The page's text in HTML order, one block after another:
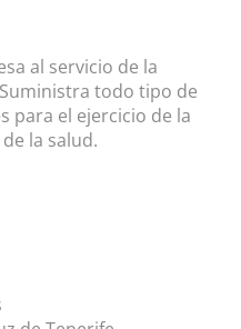
al servicio de la
todo tipo de
para el ejercicio de la
la salud.